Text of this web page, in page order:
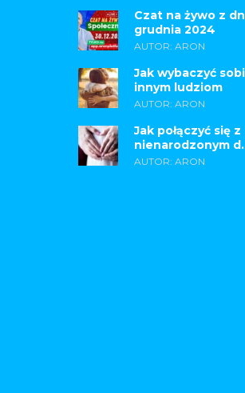
Czat na żywo z
grudnia 2024
AUTOR: ARON
Jak wybaczyć
innym ludziom
AUTOR: ARON
Jak połączyć się z
nienarodzonym
AUTOR: ARON